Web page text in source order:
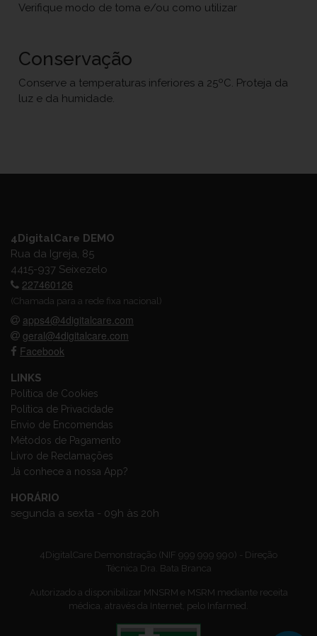
Verifique modo de toma e/ou como utilizar
Conservação
Conserve a temperaturas inferiores a 25ºC. Proteja da
luz e da humidade.
4DigitalCare DEMO
Rua da Igreja, 85
4415-937 Seixezelo
227460126
(Chamada para a rede fixa nacional)
apps4@4digitalcare.com
geral@4digitalcare.com
Facebook
LINKS
Política de Cookies
Política de Privacidade
Envio de Encomendas
Métodos de Pagamento
Livro de Reclamações
Já conhece a nossa App?
HORÁRIO
segunda a sexta - 09h às 20h
4DigitalCare Demonstração (NIF 999 999 990) - Direção
Técnica Dra. Bata Branca
Autorizado a disponibilizar MNSRM e MSRM mediante receita
médica, através da Internet, pelo Infarmed.